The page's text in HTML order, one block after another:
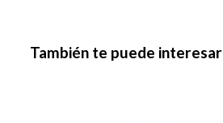
También te puede interesar